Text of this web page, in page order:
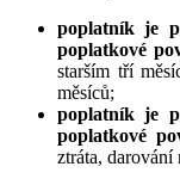
poplatník je
poplatkové
starším tří
měsíců;
poplatník je
poplatkové
ztráta, darování